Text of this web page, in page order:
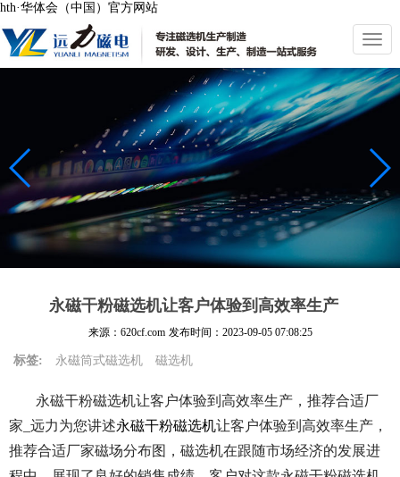
hth·华体会（中国）官方网站
切
换
导
航
永磁干粉磁选机让客户体验到高效率生产
来源：620cf.com 发布时间： 2023-09-05 07:08:25
标签: 永磁筒式磁选机 磁选机
永磁干粉磁选机让客户体验到高效率生产，推荐合适厂
家_远力为您讲述永磁干粉磁选机让客户体验到高效率生产，
推荐合适厂家磁场分布图，磁选机在跟随市场经济的发展进